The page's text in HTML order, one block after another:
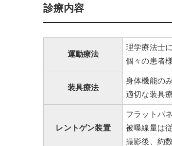
診療内容
運動療法
理学療法士
個々の患者
装具療法
身体機能の
適切な装具
レントゲン装置
フラットパ
被曝線量は
撮影後、約